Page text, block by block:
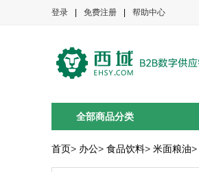
登录 免费注册 帮助中心
全部商品分类
首页> 办公> 食品饮料> 米面粮油>